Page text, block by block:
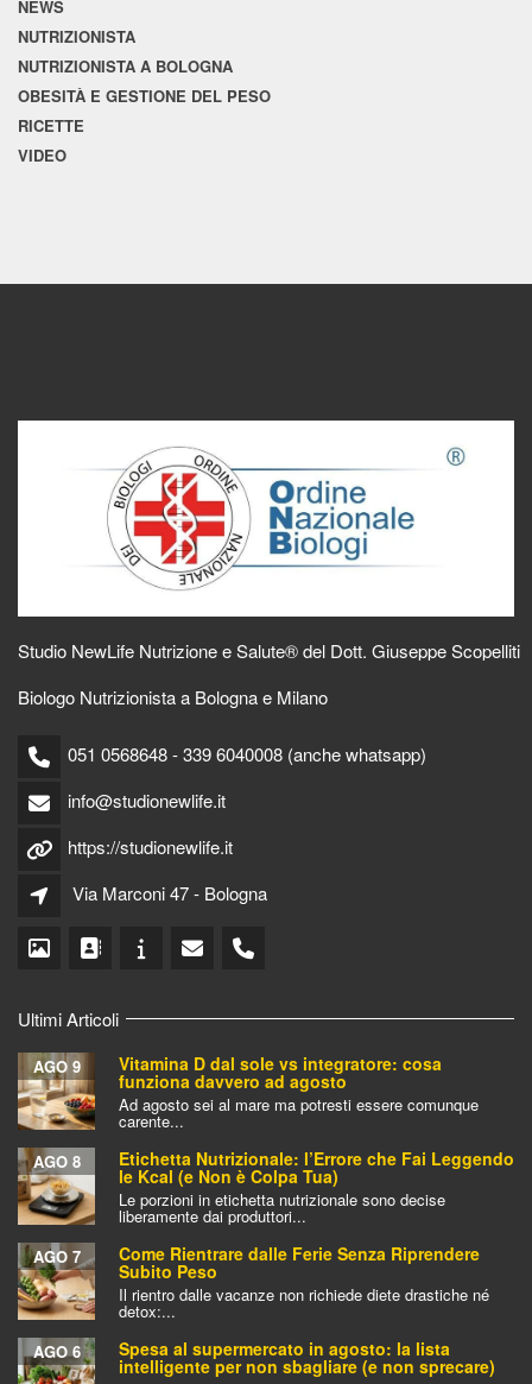
NEWS
NUTRIZIONISTA
NUTRIZIONISTA A BOLOGNA
OBESITÀ E GESTIONE DEL PESO
RICETTE
VIDEO
Studio NewLife Nutrizione e Salute® del Dott. Giuseppe Scopelliti
Biologo Nutrizionista a Bologna e Milano
051 0568648 - 339 6040008 (anche whatsapp)
info@studionewlife.it
https://studionewlife.it
Via Marconi 47 - Bologna
Ultimi Articoli
Vitamina D dal sole vs integratore: cosa
funziona davvero ad agosto
AGO 9
Ad agosto sei al mare ma potresti essere comunque
carente...
Etichetta Nutrizionale: l’Errore che Fai Leggendo
le Kcal (e Non è Colpa Tua)
AGO 8
Le porzioni in etichetta nutrizionale sono decise
liberamente dai produttori...
Come Rientrare dalle Ferie Senza Riprendere
Subito Peso
AGO 7
Il rientro dalle vacanze non richiede diete drastiche né
detox:...
Spesa al supermercato in agosto: la lista
intelligente per non sbagliare (e non sprecare)
AGO 6